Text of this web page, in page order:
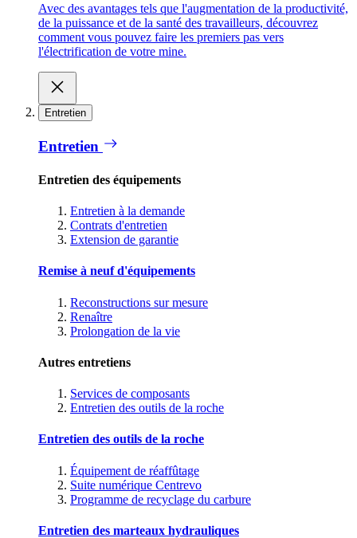
Avec des avantages tels que l'augmentation de la productivité,
de la puissance et de la santé des travailleurs, découvrez
comment vous pouvez faire les premiers pas vers
l'électrification de votre mine.
Entretien
Entretien
Entretien des équipements
Entretien à la demande
Contrats d'entretien
Extension de garantie
Remise à neuf d'équipements
Reconstructions sur mesure
Renaître
Prolongation de la vie
Autres entretiens
Services de composants
Entretien des outils de la roche
Entretien des outils de la roche
Équipement de réaffûtage
Suite numérique Centrevo
Programme de recyclage du carbure
Entretien des marteaux hydrauliques